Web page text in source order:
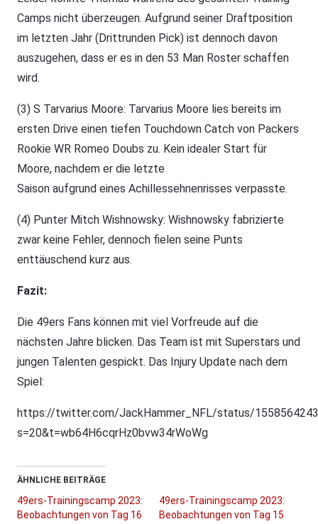
Camps nicht überzeugen. Aufgrund seiner Draftposition
im letzten Jahr (Drittrunden Pick) ist dennoch davon
auszugehen, dass er es in den 53 Man Roster schaffen
wird.
(3) S Tarvarius Moore: Tarvarius Moore lies bereits im
ersten Drive einen tiefen Touchdown Catch von Packers
Rookie WR Romeo Doubs zu. Kein idealer Start für
Moore, nachdem er die letzte
Saison aufgrund eines Achillessehnenrisses verpasste.
(4) Punter Mitch Wishnowsky: Wishnowsky fabrizierte
zwar keine Fehler, dennoch fielen seine Punts
enttäuschend kurz aus.
Fazit:
Die 49ers Fans können mit viel Vorfreude auf die
nächsten Jahre blicken. Das Team ist mit Superstars und
jungen Talenten gespickt. Das Injury Update nach dem
Spiel:
https://twitter.com/JackHammer_NFL/status/
s=20&t=wb64H6cqrHz0bvw34rWoWg
ÄHNLICHE BEITRÄGE
49ers-Trainingscamp 2023:
Beobachtungen von Tag 16
49ers-Trainingscamp 2023:
Beobachtungen von Tag 15